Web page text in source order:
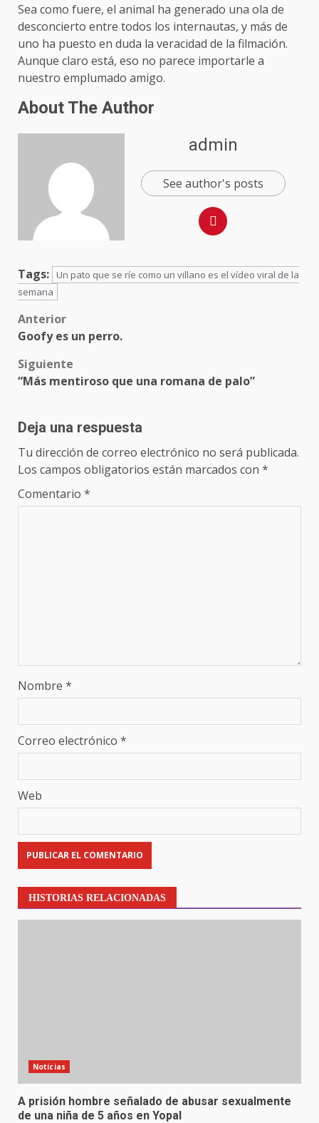
Sea como fuere, el animal ha generado una ola de
desconcierto entre todos los internautas, y más de
uno ha puesto en duda la veracidad de la filmación.
Aunque claro está, eso no parece importarle a
nuestro emplumado amigo.
About The Author
admin
See author's posts
Tags:
Un pato que se ríe como un villano es el vídeo viral de la
semana
Anterior
Goofy es un perro.
Siguiente
“Más mentiroso que una romana de palo”
Deja una respuesta
Tu dirección de correo electrónico no será publicada.
Los campos obligatorios están marcados con *
Comentario *
Nombre *
Correo electrónico *
Web
HISTORIAS RELACIONADAS
Noticias
A prisión hombre señalado de abusar sexualmente
de una niña de 5 años en Yopal